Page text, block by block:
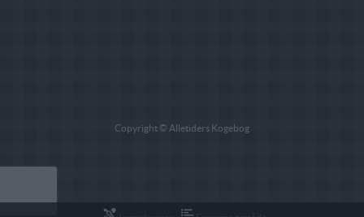
Copyright © Alletiders Kogebog